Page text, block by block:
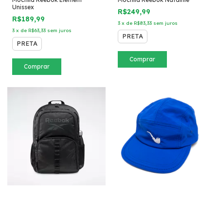
Unissex
R$189,99
3 x de R$63,33 sem juros
PRETA
Comprar
R$249,99
3 x de R$83,33 sem juros
PRETA
Comprar